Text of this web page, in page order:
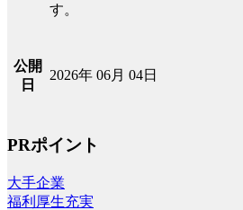
す。
公開
日
2026年 06月 04日
PRポイント
大手企業
福利厚生充実